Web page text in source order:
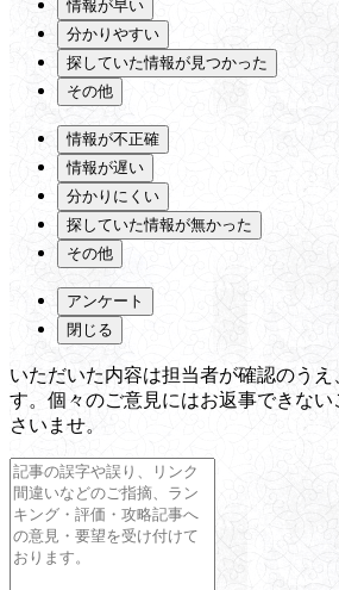
情報が早い
分かりやすい
探していた情報が見つかった
その他
情報が不正確
情報が遅い
分かりにくい
探していた情報が無かった
その他
アンケート
閉じる
いただいた内容は担当者が確認のうえ
す。個々のご意見にはお返事できな
さいませ。